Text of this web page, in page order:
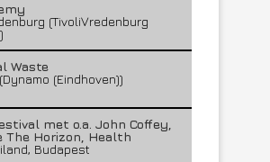
(TivoliVredenburg
Waste
(Eindhoven))
met o.a. John Coffey,
The Horizon, Health
Budapest